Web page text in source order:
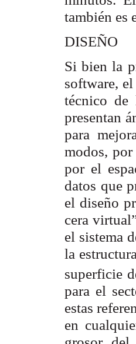
también es
DISEÑO
Si bien la
software,
técnico de
presentan
para
modos,
por el
datos que
el diseño
cera
el sistema
la
superficie
para el
estas
en